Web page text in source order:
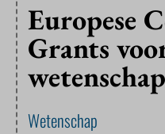
Europese
Grants
Wetenschap